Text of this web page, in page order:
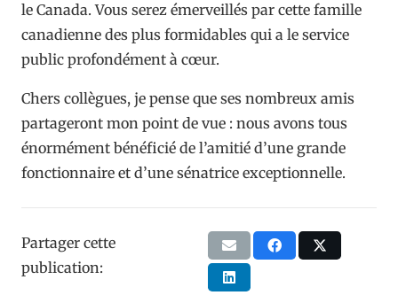
le Canada. Vous serez émerveillés par cette famille
canadienne des plus formidables qui a le service
public profondément à cœur.
Chers collègues, je pense que ses nombreux amis
partageront mon point de vue : nous avons tous
énormément bénéficié de l’amitié d’une grande
fonctionnaire et d’une sénatrice exceptionnelle.
Partager cette
publication: